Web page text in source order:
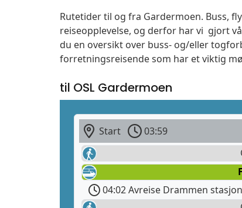
Rutetider til og fra Gardermoen. Buss,
reiseopplevelse, og derfor har vi gjort
du en oversikt over buss- og/eller
forretningsreisende som har et viktig
til OSL Gardermoen
Start 03:59
04:02 Avreise Drammen stasjon